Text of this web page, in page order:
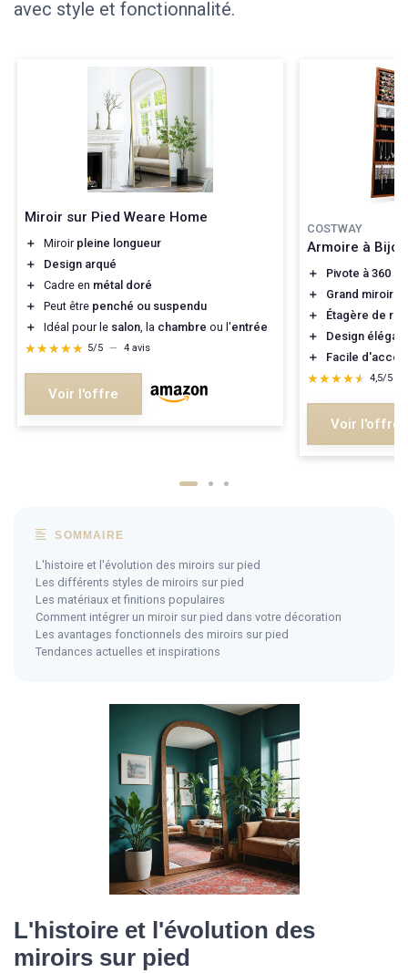
avec style et fonctionnalité.
Miroir sur Pied Weare Home
＋ Miroir pleine longueur
＋
Design arqué
＋
Cadre en métal doré
＋
Peut être penché ou suspendu
＋
Idéal pour le salon , la chambre ou l'entrée
★★★★★
★★★★★ 5/5 — 4 avis
Voir l'offre
COSTWAY
Armoire à
＋
Pivote à 360
＋
Grand miroir
＋
Étagère de
＋
Design élégant
＋
Facile d'accès
★★★★★
★★★★★ 4,5/5
Voir l'offre
SOMMAIRE
L'histoire et l'évolution des miroirs sur pied
Les différents styles de miroirs sur pied
Les matériaux et finitions populaires
Comment intégrer un miroir sur pied dans votre décoration
Les avantages fonctionnels des miroirs sur pied
Tendances actuelles et inspirations
L'histoire et l'évolution des
miroirs sur pied